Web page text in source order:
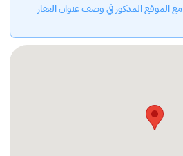
الموقع المذكور في وصف عنوان العقار